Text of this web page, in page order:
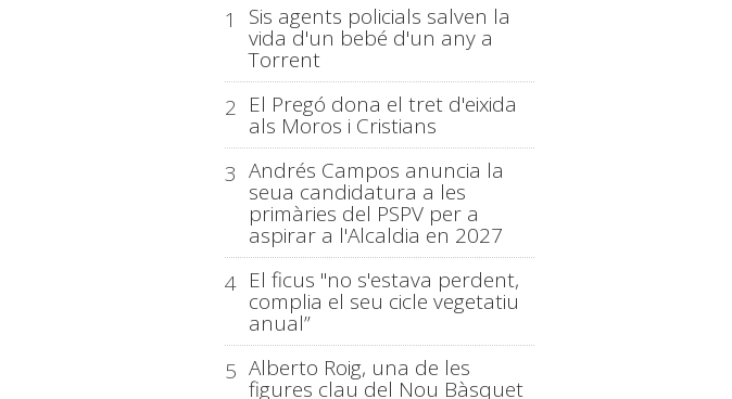
1 Sis agents policials salven la
vida d'un bebé d'un any a
Torrent
2 El Pregó dona el tret d'eixida
als Moros i Cristians
3 Andrés Campos anuncia la
seua candidatura a les
primàries del PSPV per a
aspirar a l'Alcaldia en 2027
4 El ficus "no s'estava perdent,
complia el seu cicle vegetatiu
anual”
5 Alberto Roig, una de les
figures clau del Nou Bàsquet